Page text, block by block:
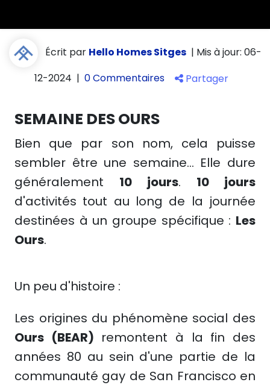
Écrit par Hello Homes Sitges | Mis à jour: 06-
12-2024 | 0 Commentaires Partager
SEMAINE DES OURS
Bien que par son nom, cela puisse
sembler être une semaine... Elle dure
généralement 10 jours. 10 jours
d'activités tout au long de la journée
destinées à un groupe spécifique : Les
Ours.
Un peu d'histoire :
Les origines du phénomène social des
Ours (BEAR) remontent à la fin des
années 80 au sein d'une partie de la
communauté gay de San Francisco en